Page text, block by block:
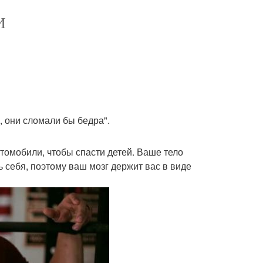
сломали бы бедра".
чтобы спасти детей. Ваше тело
себя, поэтому ваш мозг держит вас в виде